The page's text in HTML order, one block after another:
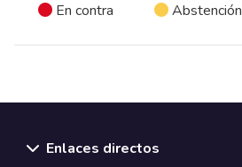
En contra Abstención
Enlaces directos